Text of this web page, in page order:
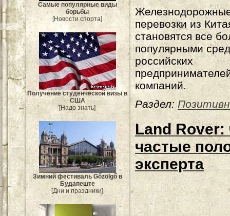
Самые популярные виды
борьбы
[Новости спорта]
Получение студенческой визы в
США
[Надо знать]
Зимний фестиваль Gőzölgő в
Будапеште
[Дни и праздники]
перевозки из
становятся все
популярными
российских
компаний.
Раздел:
Land
частые
эксперта